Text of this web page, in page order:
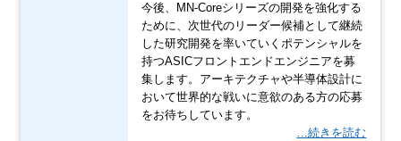
今後、MN-Coreシリーズの開発を強化する
ために、次世代のリーダー候補として継続
した研究開発を率いていくポテンシャルを
持つASICフロントエンドエンジニアを募
集します。アーキテクチャや半導体設計に
おいて世界的な戦いに意欲のある方の応募
をお待ちしています。
…続きを読む